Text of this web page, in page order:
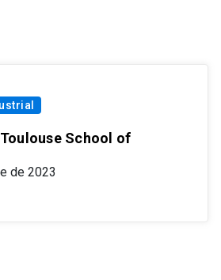
School of
de 2023